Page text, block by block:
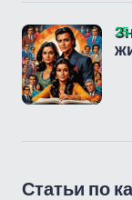
25
Статьи по